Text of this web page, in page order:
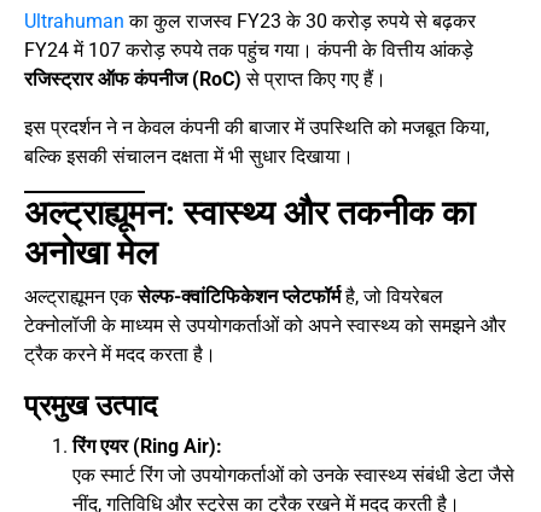
Ultrahuman का कुल राजस्व FY23 के 30 करोड़ रुपये से बढ़कर
FY24 में 107 करोड़ रुपये तक पहुंच गया। कंपनी के वित्तीय आंकड़े
रजिस्ट्रार ऑफ कंपनीज (RoC) से प्राप्त किए गए हैं।
इस प्रदर्शन ने न केवल कंपनी की बाजार में उपस्थिति को मजबूत किया,
बल्कि इसकी संचालन दक्षता में भी सुधार दिखाया।
अल्ट्राह्यूमन: स्वास्थ्य और तकनीक का
अनोखा मेल
अल्ट्राह्यूमन एकसेल्फ-क्वांटिफिकेशन प्लेटफॉर्महै, जो वियरेबल
टेक्नोलॉजी के माध्यम से उपयोगकर्ताओं को अपने स्वास्थ्य को समझने और
ट्रैक करने में मदद करता है।
प्रमुख उत्पाद
रिंग एयर (Ring Air):
एक स्मार्ट रिंग जो उपयोगकर्ताओं को उनके स्वास्थ्य संबंधी डेटा जैसे
नींद, गतिविधि और स्ट्रेस का ट्रैक रखने में मदद करती है।